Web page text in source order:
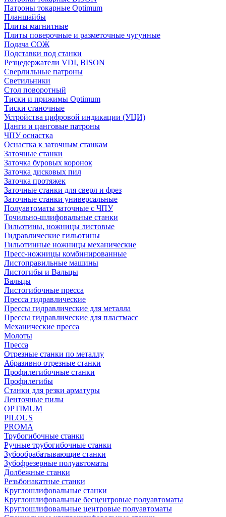
Патроны токарные Optimum
Планшайбы
Плиты магнитные
Плиты поверочные и разметочные чугунные
Подача СОЖ
Подставки под станки
Резцедержатели VDI, BISON
Сверлильные патроны
Светильники
Стол поворотный
Тиски и прижимы Optimum
Тиски станочные
Устройства цифровой индикации (УЦИ)
Цанги и цанговые патроны
ЧПУ оснастка
Оснастка к заточным станкам
Заточные станки
Заточка буровых коронок
Заточка дисковых пил
Заточка протяжек
Заточные станки для сверл и фрез
Заточные станки универсальные
Полуавтоматы заточные с ЧПУ
Точильно-шлифовальные станки
Гильотины, ножницы листовые
Гидравлические гильотины
Гильотинные ножницы механические
Пресс-ножницы комбинированные
Листоправильные машины
Листогибы и Вальцы
Вальцы
Листогибочные пресса
Пресса гидравлические
Прессы гидравлические для металла
Прессы гидравлические для пластмасс
Механические пресса
Молоты
Пресса
Отрезные станки по металлу
Абразивно отрезные станки
Профилегибочные станки
Профилегибы
Станки для резки арматуры
Ленточные пилы
OPTIMUM
PILOUS
PROMA
Трубогибочные станки
Ручные трубогибочные станки
Зубообрабатывающие станки
Зубофрезерные полуавтоматы
Долбежные станки
Резьбонакатные станки
Круглошлифовальные станки
Круглошлифовальные бесцентровые полуавтоматы
Круглошлифовальные центровые полуавтоматы